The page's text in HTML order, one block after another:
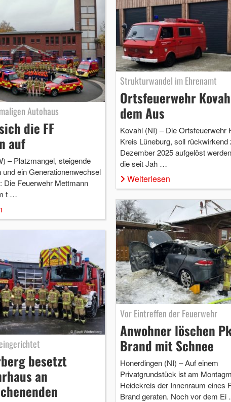
Autohaus
die FF
auf
– Platzmangel, steigende
und ein Generationenwechsel
Die Feuerwehr Mettmann
t …
besetzt
an
Strukturwandel im Ehrenamt
Ortsfeuerwehr
dem Aus
Kovahl (NI) – Die Ortsfeuerwehr
Kreis Lüneburg, soll rückwirkend
Dezember 2025 aufgelöst
die seit Jah …
Weiterlesen
Vor Eintreffen der Feuerwehr
Anwohner löschen
Brand mit Schnee
Honerdingen (NI) – Auf einem
Privatgrundstück ist am
Heidekreis der Innenraum eines
Brand geraten. Noch vor dem Ei